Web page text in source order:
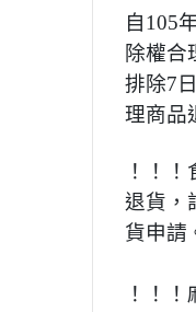
自105
除權合
排除7
理商品
！！
退貨，
貨申請
！！